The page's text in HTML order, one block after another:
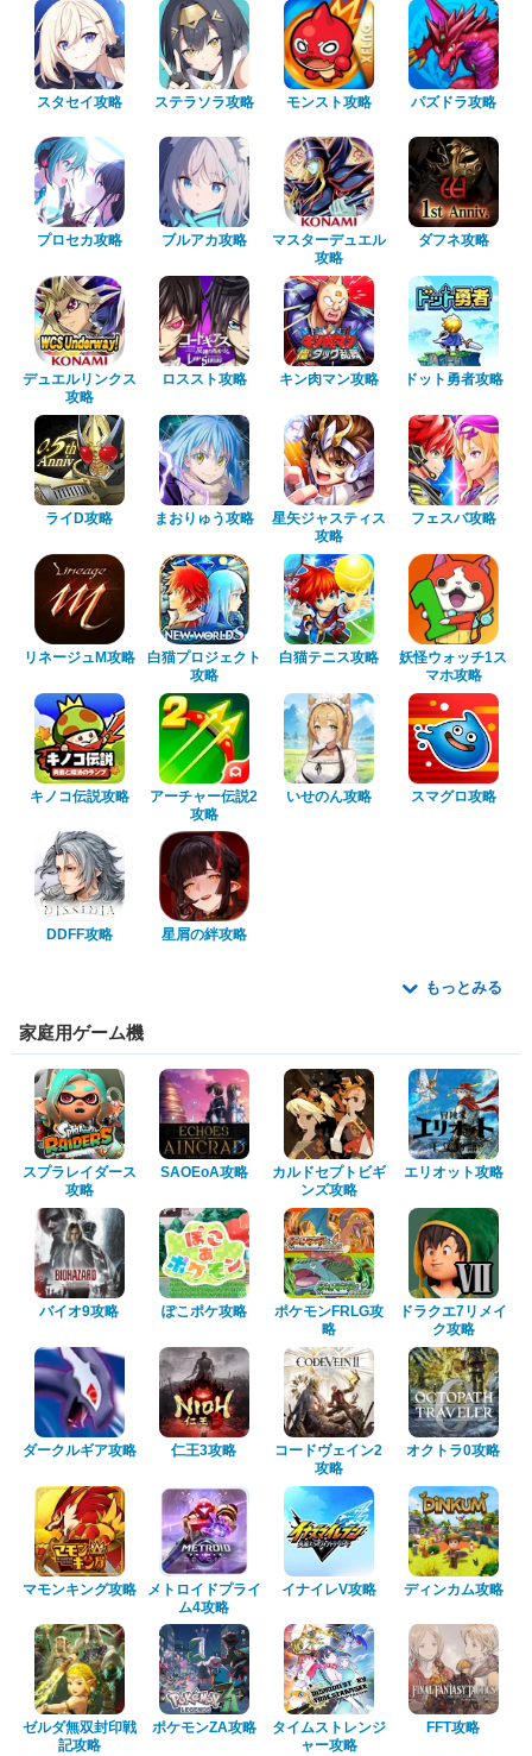
スタセイ攻略 ステラソラ攻略 モンスト攻略 パズドラ攻略
プロセカ攻略 ブルアカ攻略
マスターデュエル
攻略
ダフネ攻略
デュエルリンクス
攻略
ロススト攻略 キン肉マン攻略 ドット勇者攻略
ライD攻略 まおりゅう攻略
星矢ジャスティス
攻略
フェスバ攻略
リネージュM攻略
白猫プロジェクト
攻略
白猫テニス攻略
妖怪ウォッチ1ス
マホ攻略
キノコ伝説攻略
アーチャー伝説2
攻略
いせのん攻略 スマグロ攻略
DDFF攻略 星屑の絆攻略
もっとみる
家庭用ゲーム機
スプラレイダース
攻略
SAOEoA攻略
カルドセプトビギ
ンズ攻略
エリオット攻略
バイオ9攻略 ぽこポケ攻略
ポケモンFRLG攻
略
ドラクエ7リメイ
ク攻略
ダークルギア攻略 仁王3攻略
コードヴェイン2
攻略
オクトラ0攻略
マモンキング攻略
メトロイドプライ
ム4攻略
イナイレV攻略 ディンカム攻略
ゼルダ無双封印戦
記攻略
ポケモンZA攻略
タイムストレンジ
ャー攻略
FFT攻略